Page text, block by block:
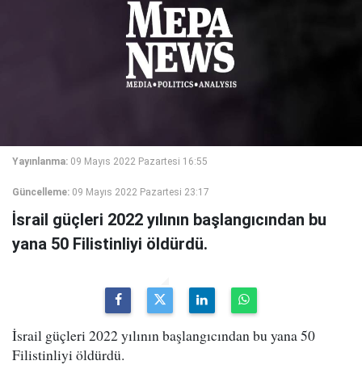
Yayınlanma: 09 Mayıs 2022 Pazartesi 16:55
Güncelleme: 09 Mayıs 2022 Pazartesi 23:17
İsrail güçleri 2022 yılının başlangıcından bu
yana 50 Filistinliyi öldürdü.
İsrail güçleri 2022 yılının başlangıcından bu yana 50
Filistinliyi öldürdü.